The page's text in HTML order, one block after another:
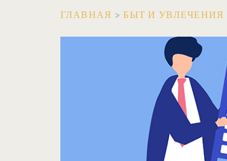
ГЛАВНАЯ >БЫТ И УВЛЕЧЕНИЯ